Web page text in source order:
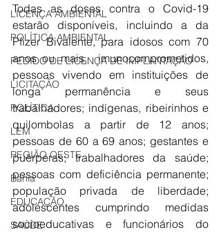
LICENÇA AMBIENTAL
POLÍTICA AMBIENTAL
PEDIDO DE LICENÇA DE IMPLANTAÇÃO
LICITAÇÃO
POLÍTICA
LEM
REGIÃO OESTE
Bahia
EDUCAÇÃO
SAÚDE
Todas as doses contra o Covid-19
estarão disponíveis, incluindo a da
Pfizer Bivalente, para idosos com 70
anos ou mais,  imunocomprometidos,
pessoas vivendo em instituições de
longa permanência e seus
trabalhadores; indígenas, ribeirinhos e
quilombolas a partir de 12 anos;
pessoas de 60 a 69 anos; gestantes e
puérperas; trabalhadores da saúde;
pessoas com deficiência permanente;
população privada de liberdade;
adolescentes cumprindo medidas
socioeducativas e funcionários do